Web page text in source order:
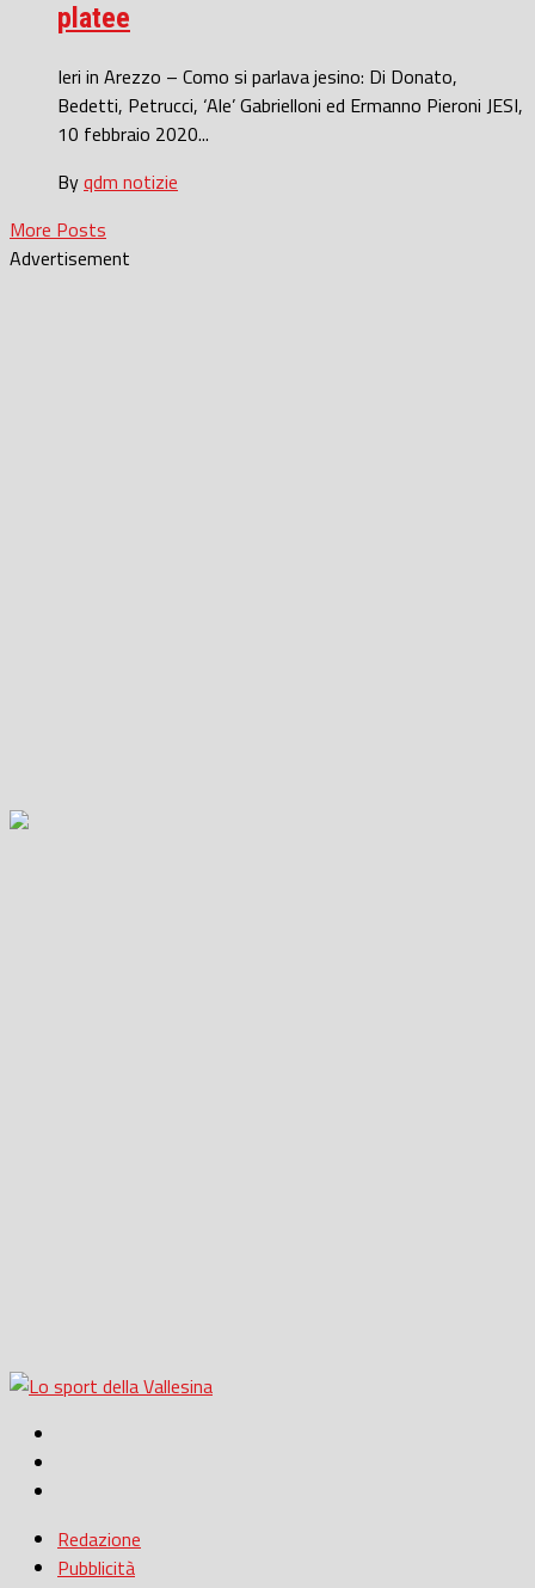
platee
Ieri in Arezzo – Como si parlava jesino: Di Donato,
Bedetti, Petrucci, ‘Ale’ Gabrielloni ed Ermanno Pieroni JESI,
10 febbraio 2020...
Byqdm notizie
More Posts
Advertisement
Redazione
Pubblicità